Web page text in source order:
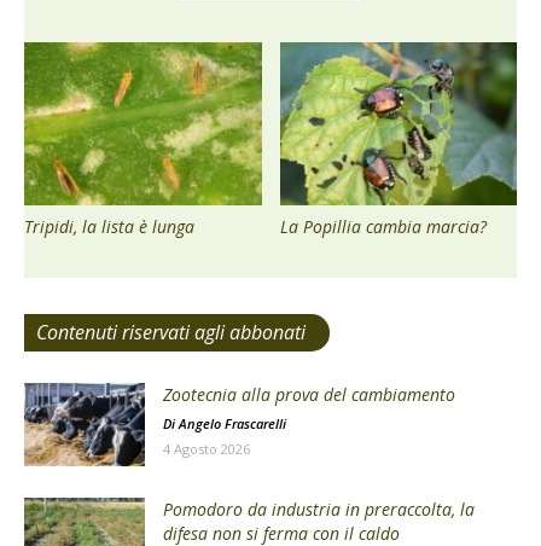
Tripidi, la lista è lunga La Popillia cambia marcia?
Contenuti riservati agli abbonati
Zootecnia alla prova del cambiamento
DiAngelo Frascarelli
4 Agosto 2026
Pomodoro da industria in preraccolta, la
difesa non si ferma con il caldo